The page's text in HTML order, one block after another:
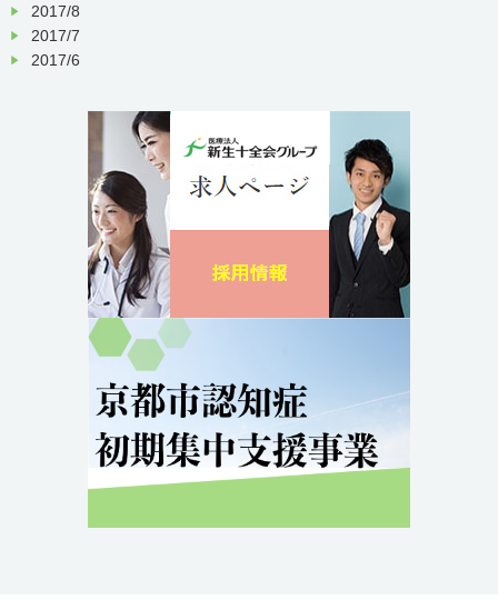
2017/8
2017/7
2017/6